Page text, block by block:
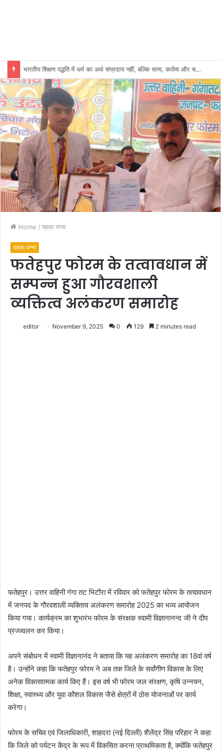
भारतीय शिक्षण पद्धति में धर्म का अर्थ संप्रदाय नहीं, बल्कि सत्य, कर्तव्य और चरित्र निर्माण है: विजय प्रकाश
Home / पहला पन्ना
पहला पन्ना
फतेहपुर फोरम के तत्वावधान में
सम्पन्न हुआ गौरवशाली
व्यक्तित्व अलंकरण समारोह
editor November 9, 2025 0 129 2 minutes read
फतेहपुर। उत्तर वाहिनी गंगा तट भिटौरा में रविवार को फतेहपुर फोरम के तत्वावधान
में जनपद के गौरवशाली व्यक्तित्व अलंकरण समारोह 2025 का भव्य आयोजन
किया गया। कार्यक्रम का शुभारंभ फोरम के संरक्षक स्वामी विज्ञानानन्द जी ने दीप
प्रज्ज्वलन कर किया।
अपने संबोधन में स्वामी विज्ञानानंद ने बताया कि यह अलंकरण समारोह का 18वां वर्ष
है। उन्होंने कहा कि फतेहपुर फोरम ने अब तक जिले के सर्वांगीण विकास के लिए
अनेक विकासात्मक कार्य किए हैं। इस वर्ष भी फोरम जल संरक्षण, कृषि उन्नयन,
शिक्षा, स्वास्थ्य और युवा कौशल विकास जैसे क्षेत्रों में ठोस योजनाओं पर कार्य
करेगा।
फोरम के सचिव एवं जिलाधिकारी, शाहदरा (नई दिल्ली) शैलेंद्र सिंह परिहार ने कहा
कि जिले को पर्यटन केंद्र के रूप में विकसित करना प्राथमिकता है, क्योंकि फतेहपुर